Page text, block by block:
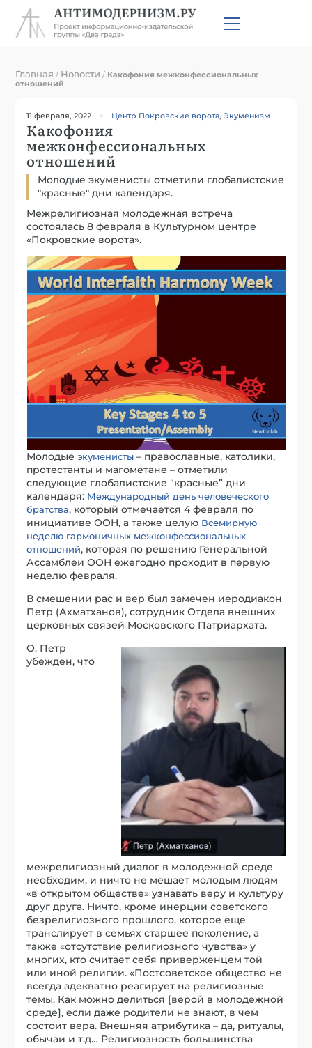
Главная / Новости / Какофония межконфессиональных
отношений
11 февраля, 2022 Центр Покровские ворота,Экуменизм
Какофония
межконфессиональных
отношений
Молодые экуменисты отметили глобалистские
"красные" дни календаря.
Межрелигиозная молодежная встреча
состоялась 8 февраля в Культурном центре
«Покровские ворота».
Молодыеэкуменисты – православные, католики,
протестанты и магометане – отметили
следующие глобалистские “красные” дни
календаря: Международный день человеческого
братства, который отмечается 4 февраля по
инициативе ООН, а также целую Всемирную
неделю гармоничных межконфессиональных
отношений, которая по решению Генеральной
Ассамблеи ООН ежегодно проходит в первую
неделю февраля.
В смешении рас и вер был замечен иеродиакон
Петр (Ахматханов), сотрудник Отдела внешних
церковных связей Московского Патриархата.
О. Петр
убежден, что
межрелигиозный диалог в молодежной среде
необходим, и ничто не мешает молодым людям
«в открытом обществе» узнавать веру и культуру
друг друга. Ничто, кроме инерции советского
безрелигиозного прошлого, которое еще
транслирует в семьях старшее поколение, а
также «отсутствие религиозного чувства» у
многих, кто считает себя приверженцем той
или иной религии. «Постсоветское общество не
всегда адекватно реагирует на религиозные
темы. Как можно делиться [верой в молодежной
среде], если даже родители не знают, в чем
состоит вера. Внешняя атрибутика – да, ритуалы,
обычаи и т.д… Религиозность большинства